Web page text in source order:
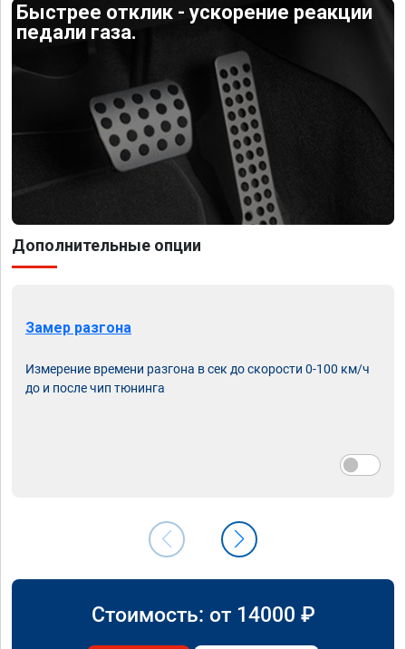
Быстрее отклик - ускорение реакции
педали газа.
Дополнительные опции
Замер разгона
Измерение времени разгона в сек до скорости 0-100 км/ч
до и после чип тюнинга
Стоимость: от 14000 ₽